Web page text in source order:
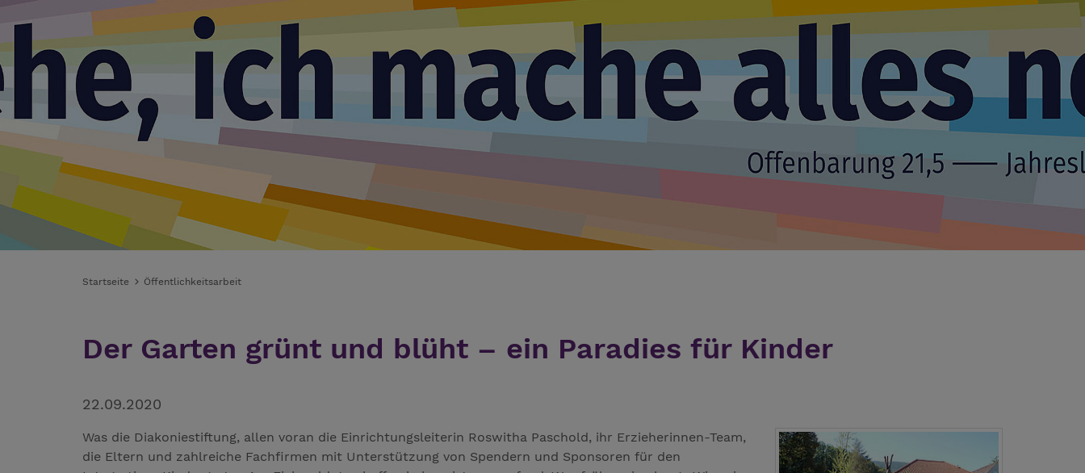
Startseite Öffentlichkeitsarbeit
Der Garten grünt und blüht – ein Paradies für Kinder
22.09.2020
Was die Diakoniestiftung, allen voran die Einrichtungsleiterin Roswitha Paschold, ihr Erzieherinnen-Team,
die Eltern und zahlreiche Fachfirmen mit Unterstützung von Spendern und Sponsoren für den